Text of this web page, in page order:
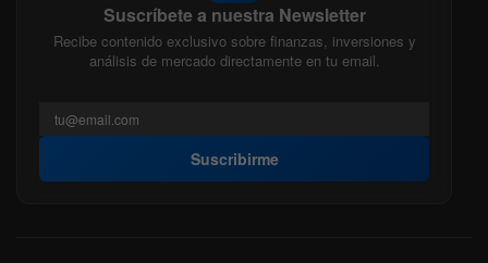
Suscríbete a nuestra Newsletter
Recibe contenido exclusivo sobre finanzas, inversiones y
análisis de mercado directamente en tu email.
Suscribirme